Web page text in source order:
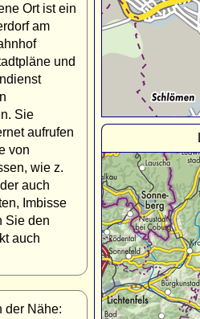
Ort ist ein
am
und
Sie
aufrufen
von
wie z.
auch
Imbisse
Sie den
auch
der Nähe: